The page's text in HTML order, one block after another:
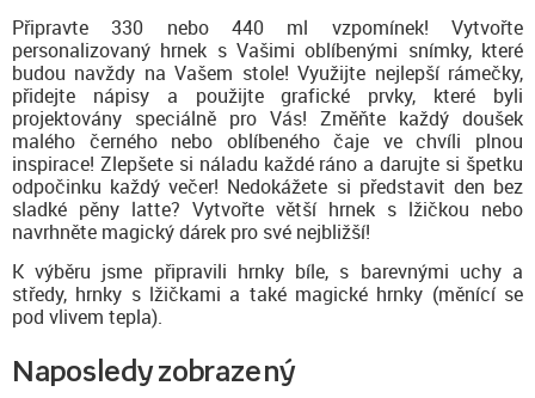
Připravte 330 nebo 440 ml vzpomínek! Vytvořte
personalizovaný hrnek s Vašimi oblíbenými snímky, které
budou navždy na Vašem stole! Využijte nejlepší rámečky,
přidejte nápisy a použijte grafické prvky, které byli
projektovány speciálně pro Vás! Změňte každý doušek
malého černého nebo oblíbeného čaje ve chvíli plnou
inspirace! Zlepšete si náladu každé ráno a darujte si špetku
odpočinku každý večer! Nedokážete si představit den bez
sladké pěny latte? Vytvořte větší hrnek s lžičkou nebo
navrhněte magický dárek pro své nejbližší!
K výběru jsme připravili hrnky bíle, s barevnými uchy a
středy, hrnky s lžičkami a také magické hrnky (měnící se
pod vlivem tepla).
Naposledy zobrazený